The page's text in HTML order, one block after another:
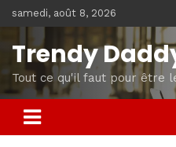
to
content
samedi, août 8, 2026
Trendy
Tout ce qu'il faut pour être